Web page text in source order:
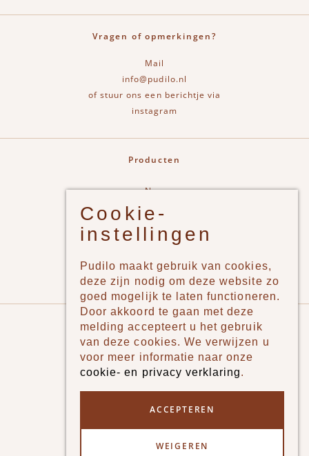
Vragen of opmerkingen?
Mail
info@pudilo.nl
of stuur ons een berichtje via
instagram
Producten
New
Jongens
Meisjes
Merken
Pudilo
Over ons
Algemene voorwaarden
Klantenservice - Ruilen & Retourneren
Cookie-
instellingen
Pudilo maakt gebruik van cookies,
deze zijn nodig om deze website zo
goed mogelijk te laten functioneren.
Door akkoord te gaan met deze
melding accepteert u het gebruik
van deze cookies. We verwijzen u
voor meer informatie naar onze
cookie- en privacy verklaring.
ACCEPTEREN
WEIGEREN